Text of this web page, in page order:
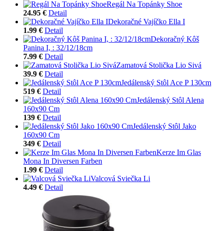
Regál Na Topánky Shoe
24.95 € Detail
Dekoračné Vajíčko Ella I
1.99 € Detail
Dekoračný Kôš
Panina I, : 32/12/18cm
7.99 € Detail
Zamatová Stolička Lio Sivá
39.9 € Detail
Jedálenský Stôl Ace P 130cm
519 € Detail
Jedálenský Stôl Alena
160x90 Cm
139 € Detail
Jedálenský Stôl Jako
160x90 Cm
349 € Detail
Kerze Im Glas
Mona In Diversen Farben
1.99 € Detail
Valcová Sviečka Li
4.49 € Detail